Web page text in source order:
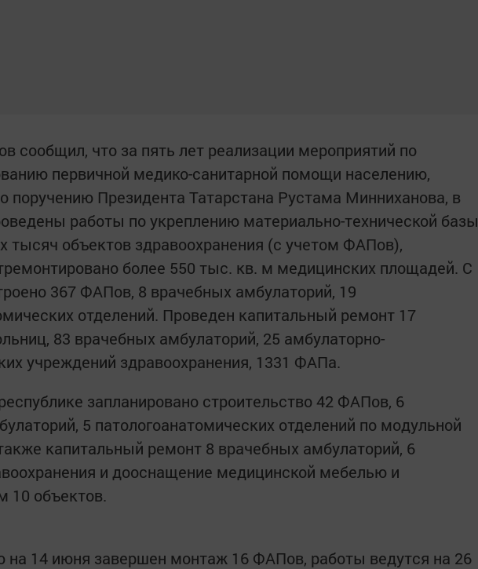
сообщил, что за пять лет реализации мероприятий по
первичной медико-санитарной помощи населению,
поручению Президента Татарстана Рустама Минниханова, в
работы по укреплению материально-технической базы
тысяч объектов здравоохранения (с учетом ФАПов),
более 550 тыс. кв. м медицинских площадей. С
367 ФАПов, 8 врачебных амбулаторий, 19
отделений. Проведен капитальный ремонт 17
83 врачебных амбулаторий, 25 амбулаторно-
учреждений здравоохранения, 1331 ФАПа.
запланировано строительство 42 ФАПов, 6
5 патологоанатомических отделений по модульной
капитальный ремонт 8 врачебных амбулаторий, 6
и дооснащение медицинской мебелью и
10 объектов.
на 14 июня завершен монтаж 16 ФАПов, работы ведутся на 26